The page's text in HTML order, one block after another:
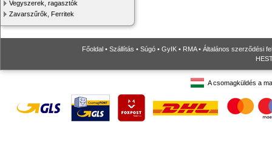
Vegyszerek, ragasztók
Zavarszűrők, Ferritek
Főoldal • Szállítás • Súgó • GyIK • RMA• Általános szerződési
A csomagküldés a